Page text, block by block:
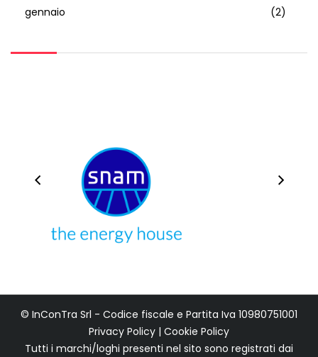
gennaio (2)
© InConTra Srl - Codice fiscale e Partita Iva 10980751001
Privacy Policy | Cookie Policy
Tutti i marchi/loghi presenti nel sito sono registrati dai